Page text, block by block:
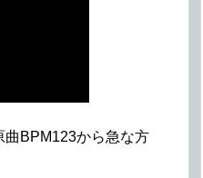
BPM123から急な方